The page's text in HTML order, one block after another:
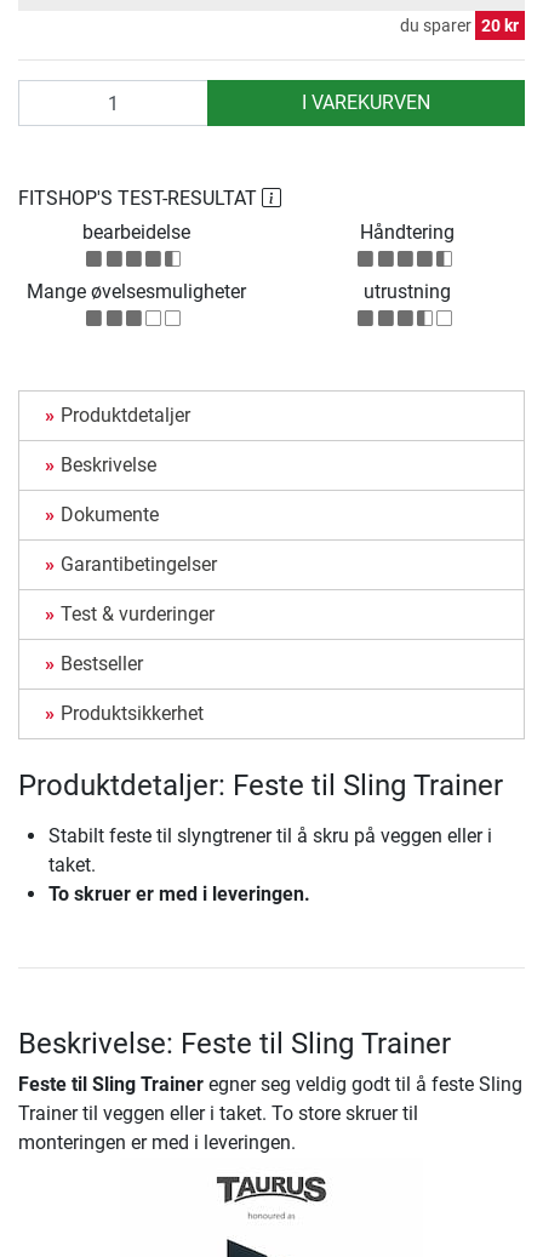
du sparer 20 kr
I VAREKURVEN
FITSHOP'S TEST-RESULTAT
bearbeidelse
Håndtering
Mange øvelsesmuligheter utrustning
Produktdetaljer
Beskrivelse
Dokumente
Garantibetingelser
Test & vurderinger
Bestseller
Produktsikkerhet
Produktdetaljer: Feste til Sling Trainer
Stabilt feste til slyngtrener til å skru på veggen eller i
taket.
To skruer er med i leveringen.
Beskrivelse: Feste til Sling Trainer
Feste til Sling Trainer egner seg veldig godt til å feste Sling
Trainer til veggen eller i taket. To store skruer til
monteringen er med i leveringen.